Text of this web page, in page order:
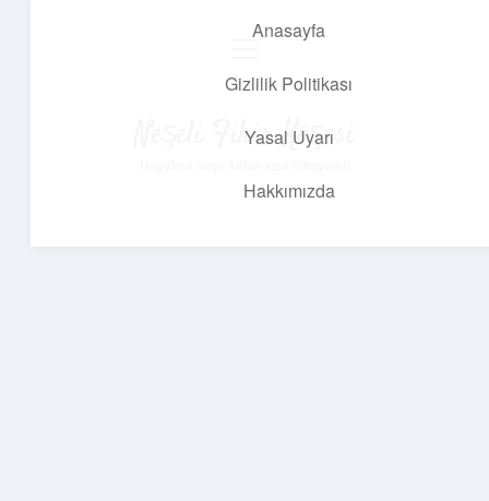
Anasayfa
Gizlilik Politikası
Yasal Uyarı
Hakkımızda
Neşeli Fikir Köşesi